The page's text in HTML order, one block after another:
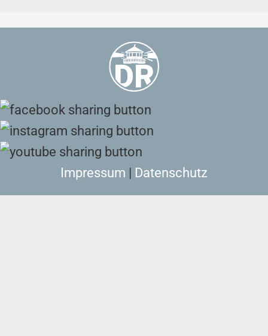
Impressum | Datenschutz